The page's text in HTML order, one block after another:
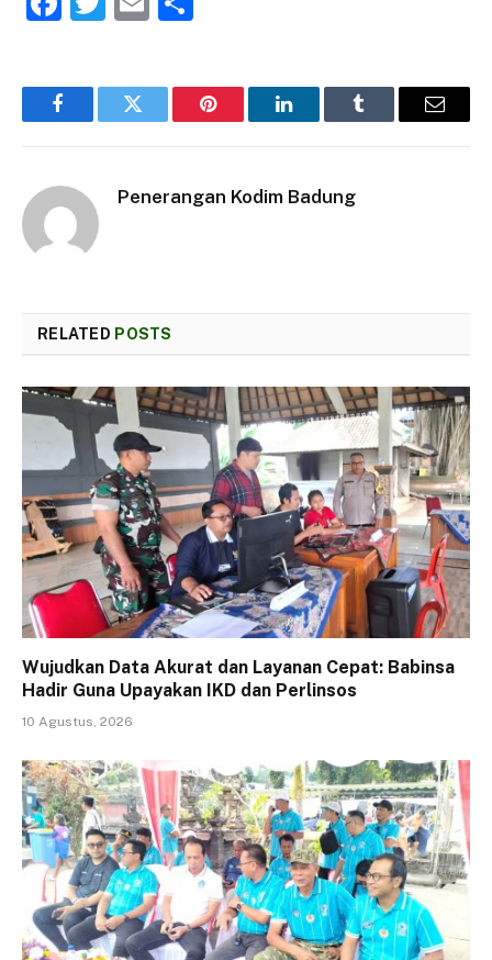
FacebookTwitter Pinterest LinkedInTumblr Email
Penerangan Kodim Badung
RELATED POSTS
Wujudkan Data Akurat dan Layanan Cepat: Babinsa
Hadir Guna Upayakan IKD dan Perlinsos
10 Agustus, 2026